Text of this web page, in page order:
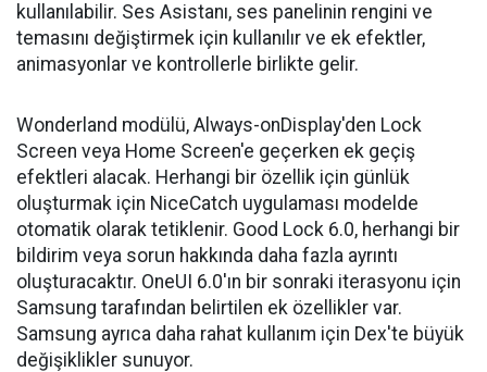
kullanılabilir. Ses Asistanı, ses panelinin rengini ve
temasını değiştirmek için kullanılır ve ek efektler,
animasyonlar ve kontrollerle birlikte gelir.
Wonderland modülü, Always-onDisplay'den Lock
Screen veya Home Screen'e geçerken ek geçiş
efektleri alacak. Herhangi bir özellik için günlük
oluşturmak için NiceCatch uygulaması modelde
otomatik olarak tetiklenir. Good Lock 6.0, herhangi bir
bildirim veya sorun hakkında daha fazla ayrıntı
oluşturacaktır. OneUI 6.0'ın bir sonraki iterasyonu için
Samsung tarafından belirtilen ek özellikler var.
Samsung ayrıca daha rahat kullanım için Dex'te büyük
değişiklikler sunuyor.